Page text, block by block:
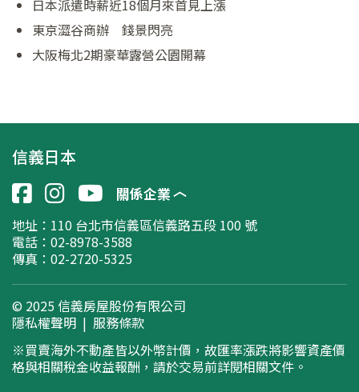
日本派遣時薪近18個月來首見上漲
東京澀谷商辦 錢景閃亮
大阪梅北2期豪華露營公園開幕
信義日本
關係企業
地址： 110 台北市信義區信義路五段 100 號
電話：02-8978-3588
傳真：02-2720-5325
© 2025 信義房屋股份有限公司
隱私權聲明 | 服務條款
※買賣海外不動產皆以外幣計價，故匯率漲跌將影響資產價
格與相關稅金收益報酬，請於交易前詳閱相關文件。